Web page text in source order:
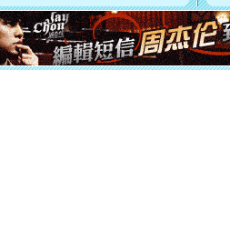
颜！冬去
道一声平
[春节]传
片叶子是
送你一棵